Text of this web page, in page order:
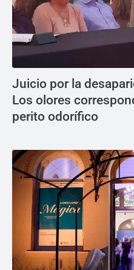
Juicio por la
Los olores
perito odorífico